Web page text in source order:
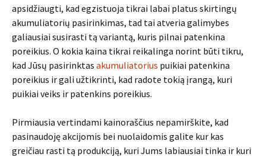
apsidžiaugti, kad egzistuoja tikrai labai platus skirtingų
akumuliatorių pasirinkimas, tad tai atveria galimybes
galiausiai susirasti tą variantą, kuris pilnai patenkina
poreikius. O kokia kaina tikrai reikalinga norint būti tikru,
kad Jūsų pasirinktas akumuliatorius puikiai patenkina
poreikius ir gali užtikrinti, kad radote tokią įrangą, kuri
puikiai veiks ir patenkins poreikius.
Pirmiausia vertindami kainoraščius nepamirškite, kad
pasinaudoję akcijomis bei nuolaidomis galite kur kas
greičiau rasti tą produkciją, kuri Jums labiausiai tinka ir kuri